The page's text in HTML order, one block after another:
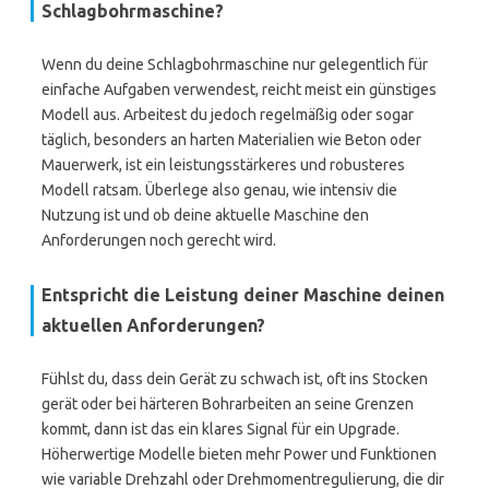
Schlagbohrmaschine?
Wenn du deine Schlagbohrmaschine nur gelegentlich für
einfache Aufgaben verwendest, reicht meist ein günstiges
Modell aus. Arbeitest du jedoch regelmäßig oder sogar
täglich, besonders an harten Materialien wie Beton oder
Mauerwerk, ist ein leistungsstärkeres und robusteres
Modell ratsam. Überlege also genau, wie intensiv die
Nutzung ist und ob deine aktuelle Maschine den
Anforderungen noch gerecht wird.
Entspricht die Leistung deiner Maschine deinen
aktuellen Anforderungen?
Fühlst du, dass dein Gerät zu schwach ist, oft ins Stocken
gerät oder bei härteren Bohrarbeiten an seine Grenzen
kommt, dann ist das ein klares Signal für ein Upgrade.
Höherwertige Modelle bieten mehr Power und Funktionen
wie variable Drehzahl oder Drehmomentregulierung, die dir